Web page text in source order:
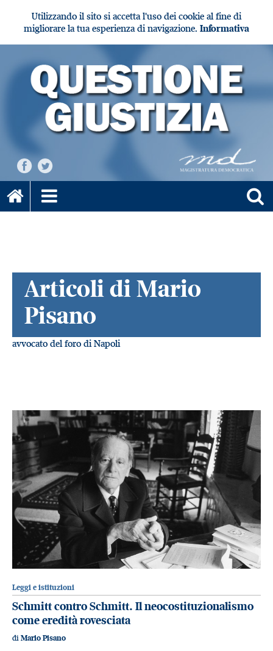
Utilizzando il sito si accetta l'uso dei cookie al fine di
migliorare la tua esperienza di navigazione. Informativa
Articoli di Mario
Pisano
avvocato del foro di Napoli
Leggi e istituzioni
Schmitt contro Schmitt. Il neocostituzionalismo
come eredità rovesciata
di Mario Pisano